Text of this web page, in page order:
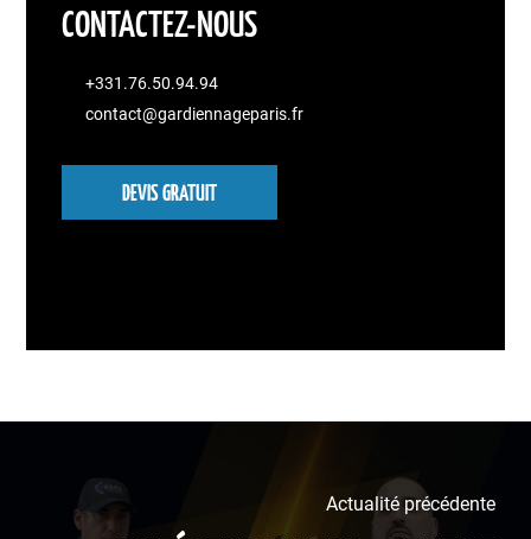
CONTACTEZ-NOUS
+331.76.50.94.94
contact@gardiennageparis.fr
DEVIS GRATUIT
Actualité précédente